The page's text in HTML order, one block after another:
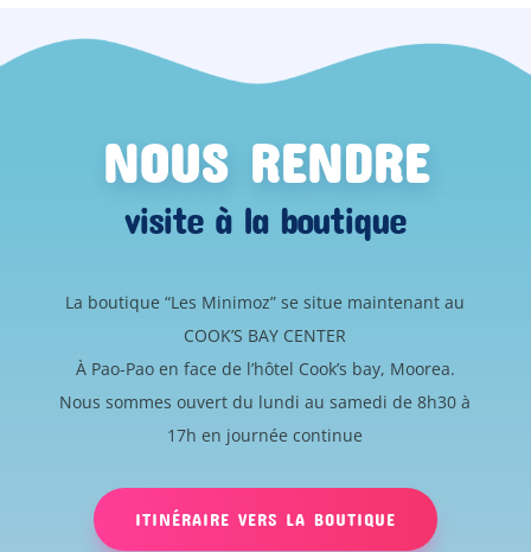
NOUS RENDRE
visite à la boutique
La boutique “Les Minimoz” se situe maintenant au
COOK’S BAY CENTER
À Pao-Pao en face de l’hôtel Cook’s bay, Moorea.
Nous sommes ouvert du lundi au samedi de 8h30 à
17h en journée continue
ITINÉRAIRE VERS LA BOUTIQUE